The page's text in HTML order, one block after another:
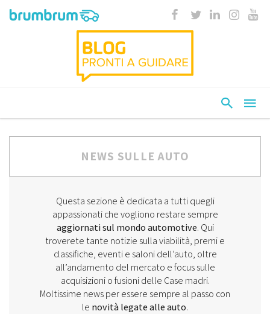
NEWS SULLE AUTO
Questa sezione è dedicata a tutti quegli
appassionati che vogliono restare sempre
aggiornati sul mondo automotive. Qui
troverete tante notizie sulla viabilità, premi e
classifiche, eventi e saloni dell’auto, oltre
all’andamento del mercato e focus sulle
acquisizioni o fusioni delle Case madri.
Moltissime news per essere sempre al passo con
le novità legate alle auto.